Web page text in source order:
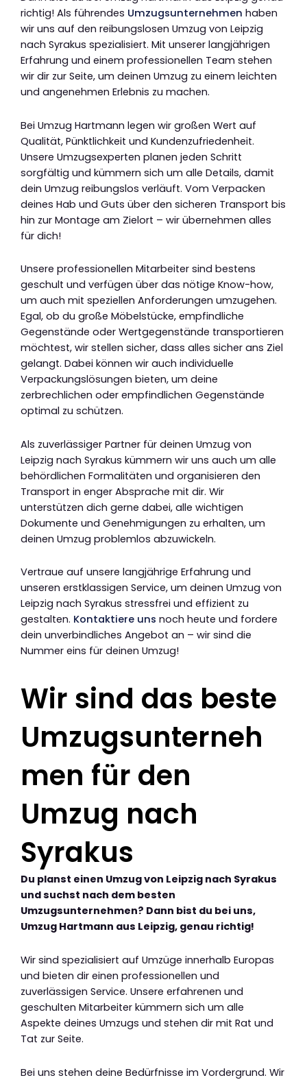
richtig! Als führendes Umzugsunternehmen haben
wir uns auf den reibungslosen Umzug von Leipzig
nach Syrakus spezialisiert. Mit unserer langjährigen
Erfahrung und einem professionellen Team stehen
wir dir zur Seite, um deinen Umzug zu einem leichten
und angenehmen Erlebnis zu machen.
Bei Umzug Hartmann legen wir großen Wert auf
Qualität, Pünktlichkeit und Kundenzufriedenheit.
Unsere Umzugsexperten planen jeden Schritt
sorgfältig und kümmern sich um alle Details, damit
dein Umzug reibungslos verläuft. Vom Verpacken
deines Hab und Guts über den sicheren Transport bis
hin zur Montage am Zielort – wir übernehmen alles
für dich!
Unsere professionellen Mitarbeiter sind bestens
geschult und verfügen über das nötige Know-how,
um auch mit speziellen Anforderungen umzugehen.
Egal, ob du große Möbelstücke, empfindliche
Gegenstände oder Wertgegenstände transportieren
möchtest, wir stellen sicher, dass alles sicher ans Ziel
gelangt. Dabei können wir auch individuelle
Verpackungslösungen bieten, um deine
zerbrechlichen oder empfindlichen Gegenstände
optimal zu schützen.
Als zuverlässiger Partner für deinen Umzug von
Leipzig nach Syrakus kümmern wir uns auch um alle
behördlichen Formalitäten und organisieren den
Transport in enger Absprache mit dir. Wir
unterstützen dich gerne dabei, alle wichtigen
Dokumente und Genehmigungen zu erhalten, um
deinen Umzug problemlos abzuwickeln.
Vertraue auf unsere langjährige Erfahrung und
unseren erstklassigen Service, um deinen Umzug von
Leipzig nach Syrakus stressfrei und effizient zu
gestalten. Kontaktiere uns noch heute und fordere
dein unverbindliches Angebot an – wir sind die
Nummer eins für deinen Umzug!
Wir sind das beste
Umzugsunterneh
men für den
Umzug nach
Syrakus
Du planst einen Umzug von Leipzig nach Syrakus
und suchst nach dem besten
Umzugsunternehmen? Dann bist du bei uns,
Umzug Hartmann aus Leipzig, genau richtig!
Wir sind spezialisiert auf Umzüge innerhalb Europas
und bieten dir einen professionellen und
zuverlässigen Service. Unsere erfahrenen und
geschulten Mitarbeiter kümmern sich um alle
Aspekte deines Umzugs und stehen dir mit Rat und
Tat zur Seite.
Bei uns stehen deine Bedürfnisse im Vordergrund. Wir